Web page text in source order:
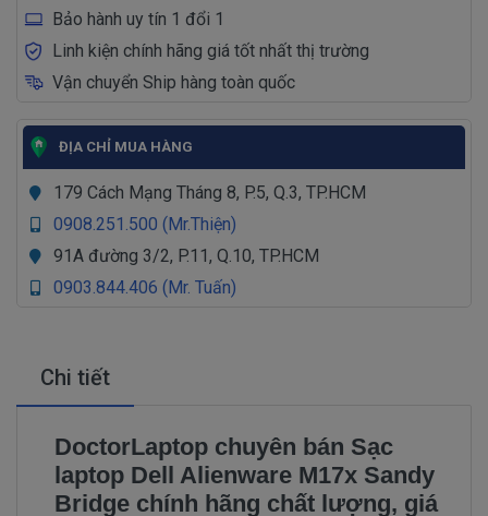
Bảo hành uy tín 1 đổi 1
Linh kiện chính hãng giá tốt nhất thị trường
Vận chuyển Ship hàng toàn quốc
ĐỊA CHỈ MUA HÀNG
179 Cách Mạng Tháng 8, P.5, Q.3, TP.HCM
0908.251.500 (Mr.Thiện)
91A đường 3/2, P.11, Q.10, TP.HCM
0903.844.406 (Mr. Tuấn)
Chi tiết
DoctorLaptop chuyên bán Sạc
laptop Dell Alienware M17x Sandy
Bridge chính hãng chất lượng, giá